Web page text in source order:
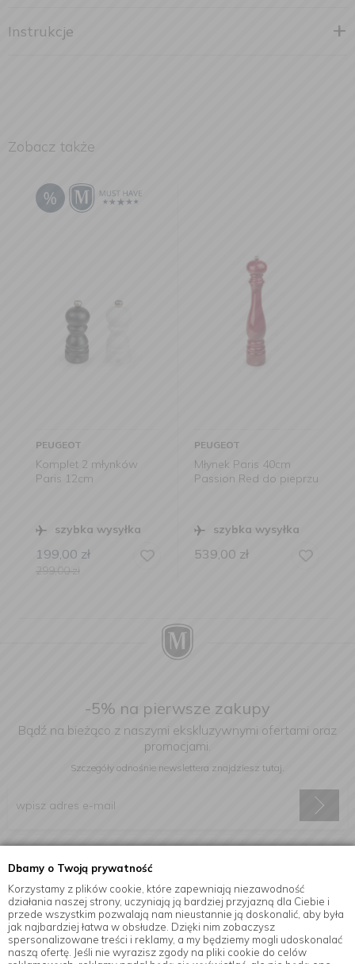
Dbamy o Twoją prywatność
Korzystamy z plików cookie, które zapewniają niezawodność
działania naszej strony, uczyniają ją bardziej przyjazną dla Ciebie i
przede wszystkim pozwalają nam nieustannie ją doskonalić, aby była
jak najbardziej łatwa w obsłudze. Dzięki nim zobaczysz
spersonalizowane treści i reklamy, a my będziemy mogli udoskonalać
naszą ofertę. Jeśli nie wyrazisz zgody na pliki cookie do celów
Instrukcje
Zobacz także
PEUGEOT
Komplet 2 młynków
Paris 12cm
szybka wysyłka
199,00 zł
299,00zł
PEUGEOT
Młynek Paris 40cm
Passion Red do pieprzu
szybka wysyłka
539,00 zł
-5% na pierwsze zakupy
Bądź na bieżąco z naszymi ekskluzywnymi ofertami oraz
promocjami.
Szczegóły odnośnie newslettera znajdziesz tutaj.
elektroniczną na podany adres e-mail.
Informacje